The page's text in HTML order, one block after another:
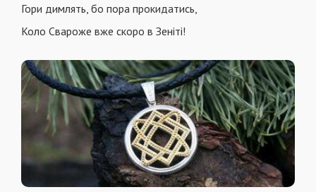
Гори димлять, бо пора прокидатись,
Коло Свароже вже скоро в Зеніті!